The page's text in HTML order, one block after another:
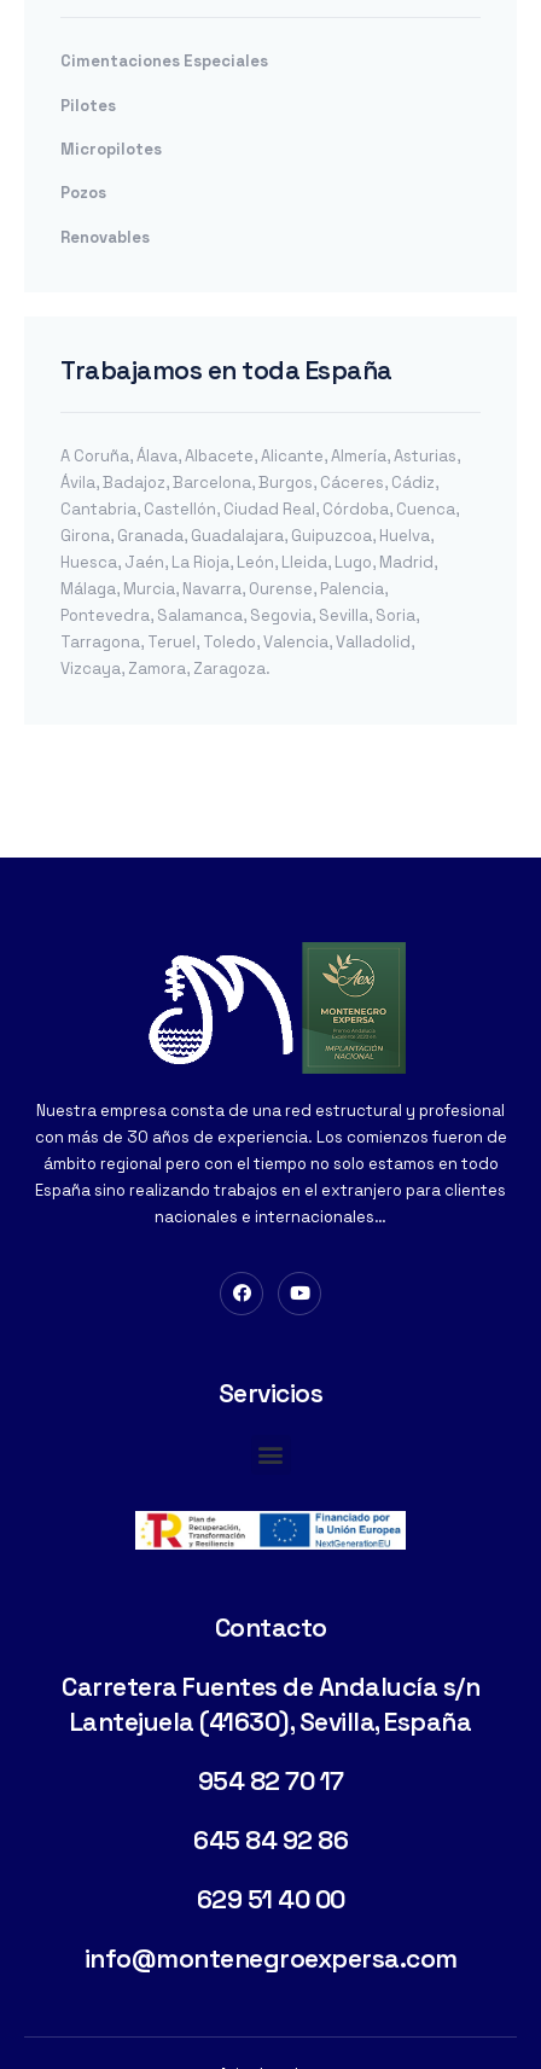
Cimentaciones Especiales
Pilotes
Micropilotes
Pozos
Renovables
Trabajamos en toda España
A Coruña,Álava,Albacete,Alicante,Almería,Asturias,
Ávila,Badajoz,Barcelona,Burgos, Cáceres, Cádiz,
Cantabria, Castellón, Ciudad Real, Córdoba, Cuenca,
Girona, Granada, Guadalajara, Guipuzcoa, Huelva,
Huesca, Jaén, La Rioja, León, Lleida, Lugo, Madrid,
Málaga, Murcia, Navarra, Ourense, Palencia,
Pontevedra, Salamanca, Segovia, Sevilla, Soria,
Tarragona, Teruel, Toledo,Valencia,Valladolid,
Vizcaya, Zamora, Zaragoza.
Nuestra empresa consta de una red estructural y profesional
con más de 30 años de experiencia. Los comienzos fueron de
ámbito regional pero con el tiempo no solo estamos en todo
España sino realizando trabajos en el extranjero para clientes
nacionales e internacionales…
Servicios
Contacto
Carretera Fuentes de Andalucía s/n
Lantejuela (41630), Sevilla, España
954 82 70 17
645 84 92 86
629 51 40 00
info@montenegroexpersa.com